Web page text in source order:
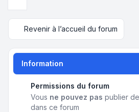
Revenir à l’accueil du forum
Information
Permissions du forum
Vous ne pouvez pas publier
dans ce forum